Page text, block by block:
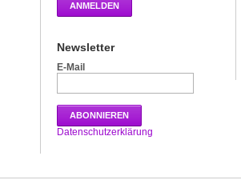
ANMELDEN
Newsletter
E-Mail
ABONNIEREN
Datenschutzerklärung